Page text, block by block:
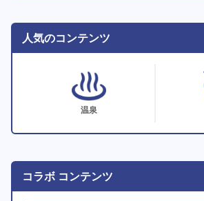
人気のコンテンツ
温泉
コラボ コンテンツ